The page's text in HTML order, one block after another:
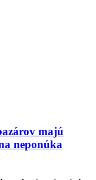
majú
neponúka